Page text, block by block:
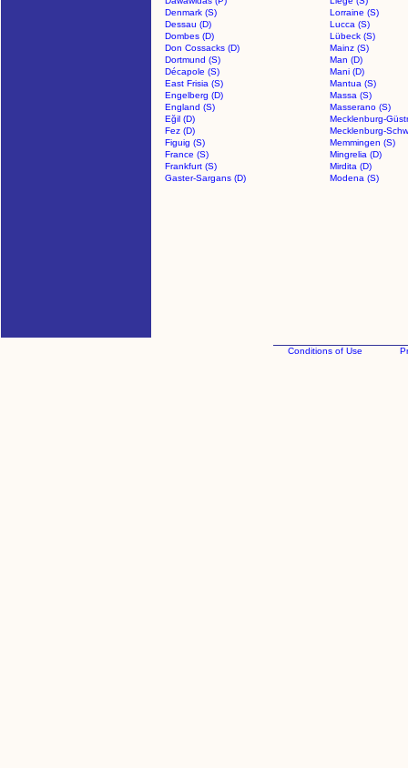
Denmark (S)
Lorraine (S)
Dessau (D)
Lucca (S)
Dombes (D)
Lübeck (S)
Don Cossacks (D)
Mainz (S)
Dortmund (S)
Man (D)
Décapole (S)
Mani (D)
East Frisia (S)
Mantua (S)
Engelberg (D)
Massa (S)
England (S)
Masserano (S)
Eğil (D)
Mecklenburg-
Fez (D)
Mecklenburg-
Figuig (S)
Memmingen (S)
France (S)
Mingrelia (D)
Frankfurt (S)
Mirdita (D)
Gaster-Sargans (D)
Modena (S)
Conditions of Use